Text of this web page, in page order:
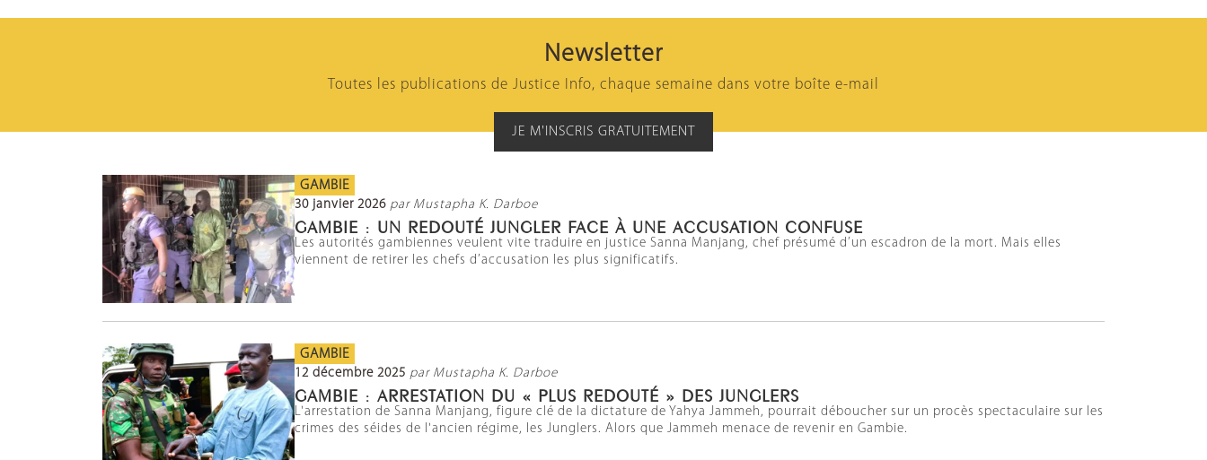
Newsletter
Toutes les publications de Justice Info, chaque semaine dans votre boîte e-mail
JE M'INSCRIS GRATUITEMENT
GAMBIE
30 janvier 2026 par Mustapha K. Darboe
GAMBIE : UN REDOUTÉ JUNGLER FACE À UNE ACCUSATION CONFUSE
Les autorités gambiennes veulent vite traduire en justice Sanna Manjang, chef présumé d’un escadron de la mort. Mais elles
viennent de retirer les chefs d’accusation les plus significatifs.
GAMBIE
12 décembre 2025 par Mustapha K. Darboe
GAMBIE : ARRESTATION DU « PLUS REDOUTÉ » DES JUNGLERS
L'arrestation de Sanna Manjang, figure clé de la dictature de Yahya Jammeh, pourrait déboucher sur un procès spectaculaire sur les
crimes des séides de l'ancien régime, les Junglers. Alors que Jammeh menace de revenir en Gambie.